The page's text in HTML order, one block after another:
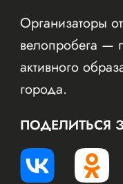
Организаторы
велопробега —
активного
города.
ПОДЕЛИТЬСЯ